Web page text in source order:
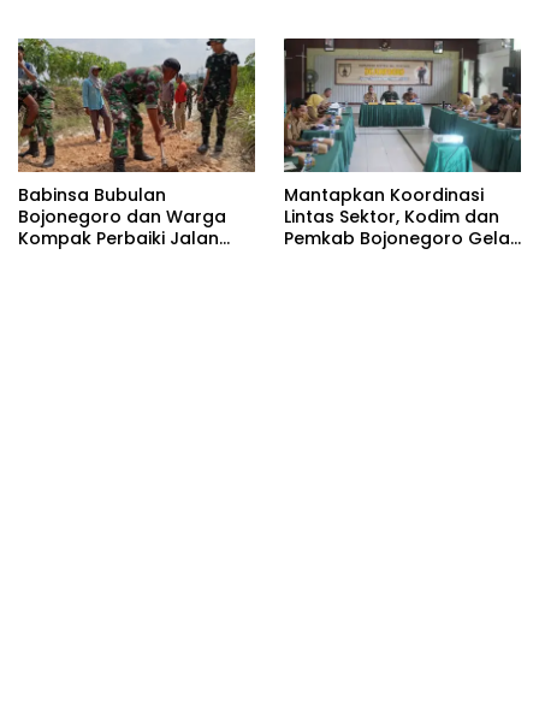
Babinsa Bubulan
Bojonegoro dan Warga
Kompak Perbaiki Jalan
Mantapkan Koordinasi
Lintas Sektor, Kodim dan
Pemkab Bojonegoro Gelar